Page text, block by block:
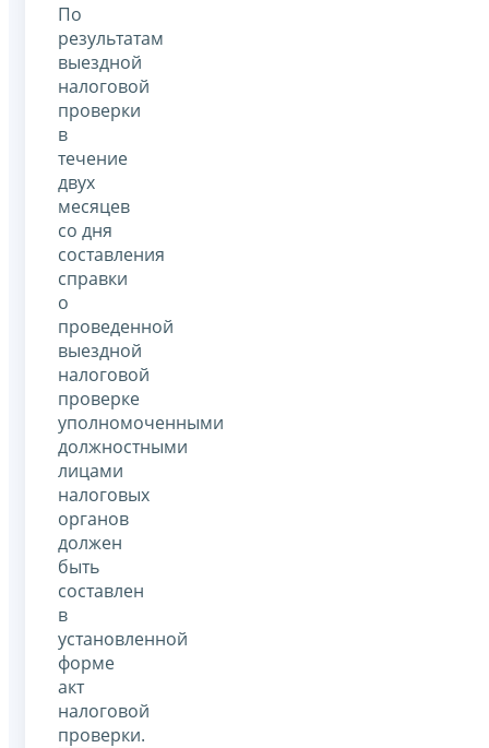
По
результатам
выездной
налоговой
проверки
в
течение
двух
месяцев
со дня
составления
справки
о
проведенной
выездной
налоговой
проверке
уполномоченными
должностными
лицами
налоговых
органов
должен
быть
составлен
в
установленной
форме
акт
налоговой
проверки.